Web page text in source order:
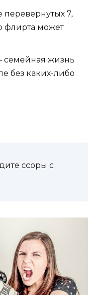
7,
флир­та мо­жет
семейная жизнь
без каких-либо
ссо­ры с